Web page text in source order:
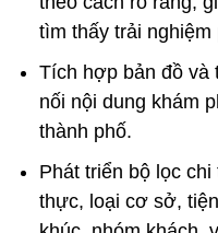
tìm thấy trải nghiệm
Tích hợp bản đồ và
nối nội dung khám
thành phố.
Phát triển bộ lọc
thực, loại cơ sở,